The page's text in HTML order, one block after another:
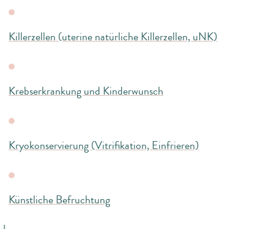
Killerzellen (uterine natürliche Killerzellen, uNK)
Krebserkrankung und Kinderwunsch
Kryokonservierung (Vitrifikation, Einfrieren)
Künstliche Befruchtung